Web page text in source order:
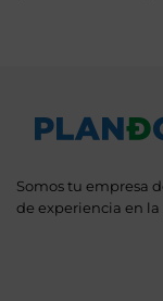
Somos tu empresa
de experiencia en